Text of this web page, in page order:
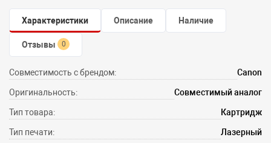
Характеристики Описание Наличие
Отзывы 0
Совместимость с брендом: Canon
Оригинальность: Совместимый аналог
Тип товара: Картридж
Тип печати: Лазерный